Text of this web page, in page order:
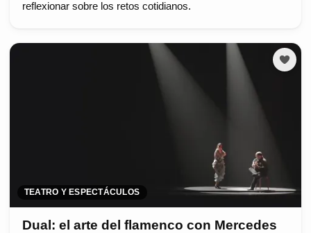
reflexionar sobre los retos cotidianos.
TEATRO Y ESPECTÁCULOS
Dual: el arte del flamenco con Mercedes